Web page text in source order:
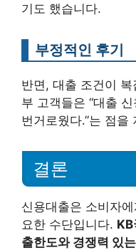
기도 했습니다.
부정적인 후기
반면, 대출 조건이
부 고객들은 “대출
번거로웠다.”는 점을
결론
신용대출은 소비자
요한 수단입니다. KB
출한도와 경쟁력 있